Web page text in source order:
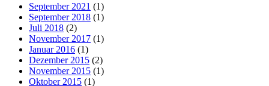
September 2021 (1)
September 2018 (1)
Juli 2018 (2)
November 2017 (1)
Januar 2016 (1)
Dezember 2015 (2)
November 2015 (1)
Oktober 2015 (1)